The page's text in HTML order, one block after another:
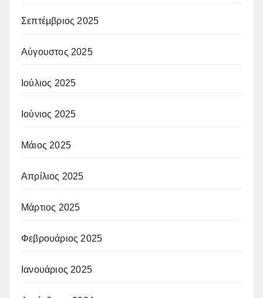
Σεπτέμβριος 2025
Αύγουστος 2025
Ιούλιος 2025
Ιούνιος 2025
Μάιος 2025
Απρίλιος 2025
Μάρτιος 2025
Φεβρουάριος 2025
Ιανουάριος 2025